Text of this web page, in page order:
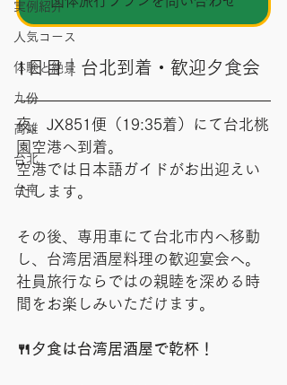
実例紹介
人気コース
体験と絶景
九份
高雄
台北
台南
1日目｜台北到着・歓迎夕食会
夜、JX851便（19:35着）にて台北桃
園空港へ到着。
空港では日本語ガイドがお出迎えい
たします。
その後、専用車にて台北市内へ移動
し、台湾居酒屋料理の歓迎宴会へ。
社員旅行ならではの親睦を深める時
間をお楽しみいただけます。
🍴夕食は台湾居酒屋で乾杯！